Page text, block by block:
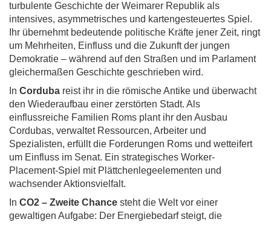
turbulente Geschichte der Weimarer Republik als
intensives, asymmetrisches und kartengesteuertes Spiel.
Ihr übernehmt bedeutende politische Kräfte jener Zeit, ringt
um Mehrheiten, Einfluss und die Zukunft der jungen
Demokratie – während auf den Straßen und im Parlament
gleichermaßen Geschichte geschrieben wird.
In Corduba reist ihr in die römische Antike und überwacht
den Wiederaufbau einer zerstörten Stadt. Als
einflussreiche Familien Roms plant ihr den Ausbau
Cordubas, verwaltet Ressourcen, Arbeiter und
Spezialisten, erfüllt die Forderungen Roms und wetteifert
um Einfluss im Senat. Ein strategisches Worker-
Placement-Spiel mit Plättchenlegeelementen und
wachsender Aktionsvielfalt.
In CO2 – Zweite Chance steht die Welt vor einer
gewaltigen Aufgabe: Der Energiebedarf steigt, die